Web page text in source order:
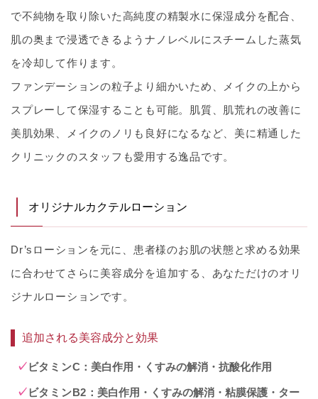
で不純物を取り除いた高純度の精製水に保湿成分を配合、
肌の奥まで浸透できるようナノレベルにスチームした蒸気
を冷却して作ります。
ファンデーションの粒子より細かいため、メイクの上から
スプレーして保湿することも可能。肌質、肌荒れの改善に
美肌効果、メイクのノリも良好になるなど、美に精通した
クリニックのスタッフも愛用する逸品です。
オリジナルカクテルローション
Dr’sローションを元に、患者様のお肌の状態と求める効果
に合わせてさらに美容成分を追加する、あなただけのオリ
ジナルローションです。
追加される美容成分と効果
ビタミンC ：美白作用・くすみの解消・抗酸化作用
ビタミンB2 ：美白作用・くすみの解消・粘膜保護・ター